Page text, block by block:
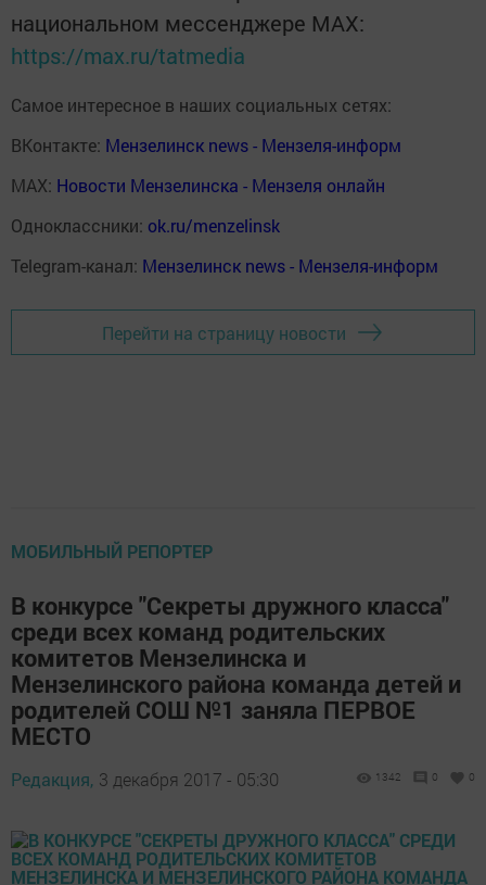
национальном мессенджере MАХ:
https://max.ru/tatmedia
Самое интересное в наших социальных сетях:
ВКонтакте: Мензелинск news - Мензеля-информ
MAX: Новости Мензелинска - Мензеля онлайн
Одноклассники: ok.ru/menzelinsk
Telegram-канал: Мензелинск news - Мензеля-информ
Перейти на страницу новости
МОБИЛЬНЫЙ РЕПОРТЕР
В конкурсе "Секреты дружного класса"
среди всех команд родительских
комитетов Мензелинска и
Мензелинского района команда детей и
родителей СОШ №1 заняла ПЕРВОЕ
МЕСТО
Редакция, 3 декабря 2017 - 05:30 1342 0 0